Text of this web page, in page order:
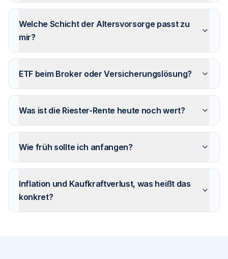
Welche Schicht der Altersvorsorge passt zu
mir?
ETF beim Broker oder Versicherungslösung?
Was ist die Riester-Rente heute noch wert?
Wie früh sollte ich anfangen?
Inflation und Kaufkraftverlust, was heißt das
konkret?